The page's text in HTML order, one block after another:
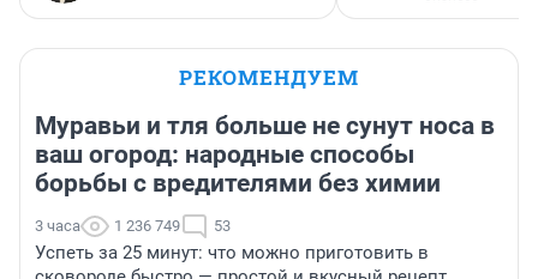
РЕКОМЕНДУЕМ
Муравьи и тля больше не сунут носа в
ваш огород: народные способы
борьбы с вредителями без химии
3 часа 1 236 749 53
Успеть за 25 минут: что можно приготовить в